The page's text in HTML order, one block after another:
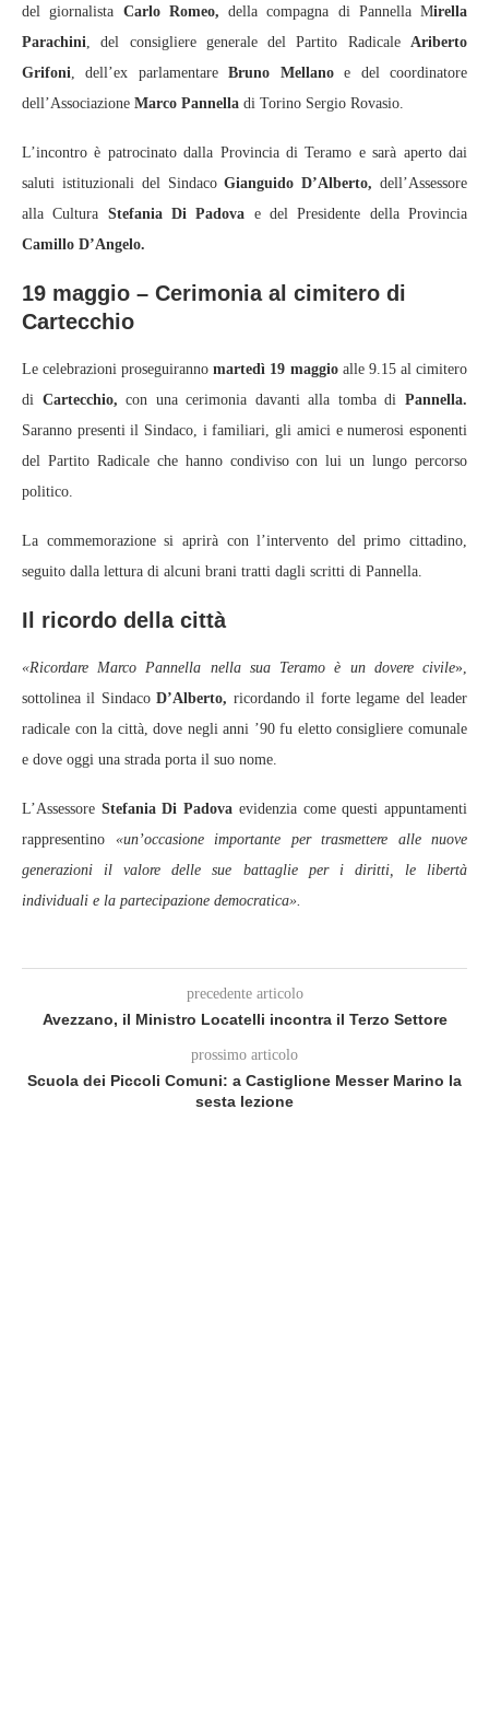
del giornalista Carlo Romeo, della compagna di Pannella Mirella
Parachini, del consigliere generale del Partito Radicale Ariberto
Grifoni, dell’ex parlamentareBruno Mellanoe del coordinatore
dell’Associazione Marco Pannella di Torino Sergio Rovasio.
L’incontro è patrocinato dalla Provincia di Teramo e sarà aperto dai
saluti istituzionali del SindacoGianguido D’Alberto, dell’Assessore
alla Cultura Stefania Di Padova e del Presidente della Provincia
Camillo D’Angelo.
19 maggio – Cerimonia al cimitero di
Cartecchio
Le celebrazioni proseguirannomartedì 19 maggioalle 9.15 al cimitero
di Cartecchio, con una cerimonia davanti alla tomba diPannella.
Saranno presenti il Sindaco, i familiari, gli amici e numerosi esponenti
del Partito Radicale che hanno condiviso con lui un lungo percorso
politico.
La commemorazione si aprirà con l’intervento del primo cittadino,
seguito dalla lettura di alcuni brani tratti dagli scritti di Pannella.
Il ricordo della città
«Ricordare Marco Pannella nella sua Teramo è un dovere civile»,
sottolinea il SindacoD’Alberto, ricordando il forte legame del leader
radicale con la città, dove negli anni ’90 fu eletto consigliere comunale
e dove oggi una strada porta il suo nome.
L’Assessore Stefania Di Padova evidenzia come questi appuntamenti
rappresentino «un’occasione importante per trasmettere alle nuove
generazioni il valore delle sue battaglie per i diritti, le libertà
individuali e la partecipazione democratica».
precedente articolo
Avezzano, il Ministro Locatelli incontra il Terzo Settore
prossimo articolo
Scuola dei Piccoli Comuni: a Castiglione Messer Marino la
sesta lezione